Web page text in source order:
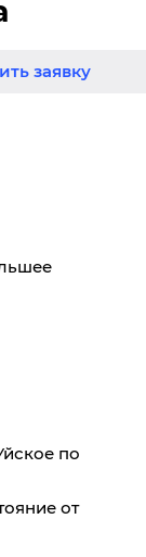
заявку
по
от